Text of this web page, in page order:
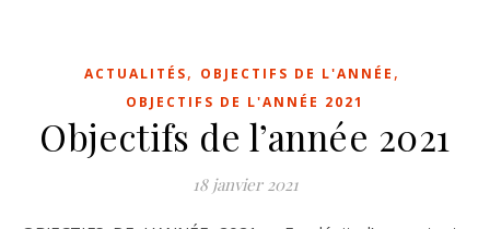
ACTUALITÉS, OBJECTIFS DE L'ANNÉE ,
OBJECTIFS DE L'ANNÉE 2021
Objectifs de l’année 2021
18 janvier 2021